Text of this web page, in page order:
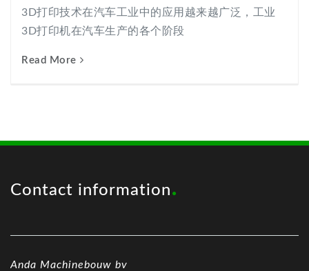
3D打印技术在汽车工业中的应用越来越广泛，工业
3D打印机在汽车生产的各个阶段
Read More
Contact information
Anda Machinebouw bv